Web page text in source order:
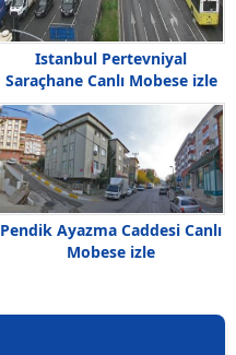
Istanbul Pertevniyal
Saraçhane Canlı Mobese izle
Pendik Ayazma Caddesi Canlı
Mobese izle